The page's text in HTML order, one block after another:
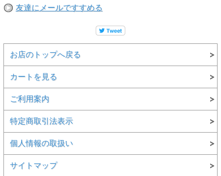
友達にメールですすめる
お店のトップへ戻る
カートを見る
ご利用案内
特定商取引法表示
個人情報の取扱い
サイトマップ